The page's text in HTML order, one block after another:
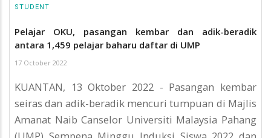
STUDENT
Pelajar OKU, pasangan kembar dan adik-beradik
antara 1,459 pelajar baharu daftar di UMP
17 October 2022
KUANTAN, 13 Oktober 2022 - Pasangan kembar
seiras dan adik-beradik mencuri tumpuan di Majlis
Amanat Naib Canselor Universiti Malaysia Pahang